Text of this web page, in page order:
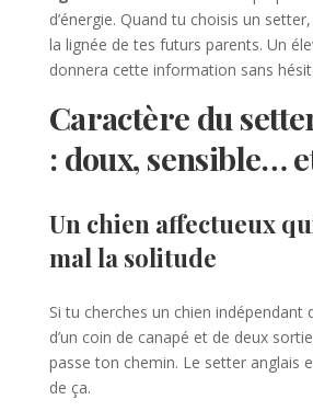
d’énergie. Quand tu choisis un
la lignée de tes futurs parents. Un
donnera cette information sans
Caractère du
: doux, sensible…
Un chien affectueux
mal la solitude
Si tu cherches un chien indépendant
d’un coin de canapé et de deux
passe ton chemin. Le setter anglais
de ça.